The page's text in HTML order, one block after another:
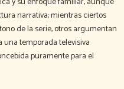
narrativa; mientras ciertos
de la serie, otros argumentan
una temporada televisiva
puramente para el